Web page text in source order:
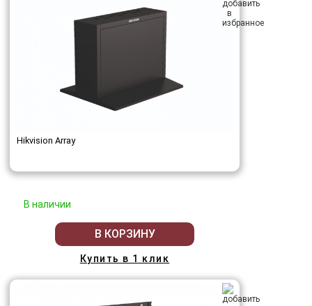
Hikvision Array
В наличии
В КОРЗИНУ
Купить в 1 клик